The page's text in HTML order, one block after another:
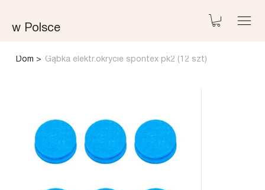
w Polsce
Dom > Gąbka elektr.okrycie spontex pk2 (12 szt)